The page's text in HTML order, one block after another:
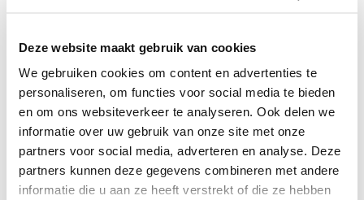
Deze website maakt gebruik van cookies
We gebruiken cookies om content en advertenties te
personaliseren, om functies voor social media te bieden
en om ons websiteverkeer te analyseren. Ook delen we
informatie over uw gebruik van onze site met onze
partners voor social media, adverteren en analyse. Deze
partners kunnen deze gegevens combineren met andere
informatie die u aan ze heeft verstrekt of die ze hebben
Dyck bruin
€2,25
+
gebrand S
€2,25
+